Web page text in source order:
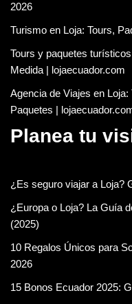
2026
Turismo en Loja: Tours,
Tours y paquetes
Medida | lojaecuador.com
Agencia de Viajes en
Paquetes |
Planea tu
¿Es seguro viajar a Loja?
¿Europa o Loja? La Guía
(2025)
10 Regalos Únicos para
2026
15 Bonos Ecuador 2025: